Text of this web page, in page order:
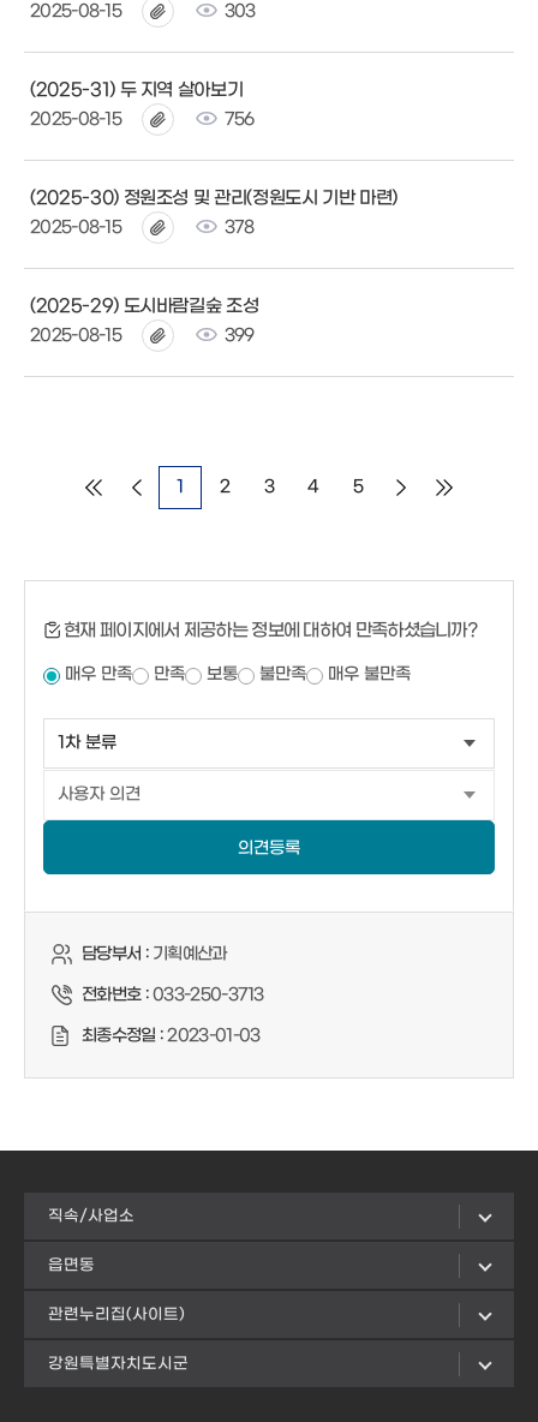
2025-08-15 303
(2025-31) 두 지역 살아보기
2025-08-15 756
(2025-30) 정원조성 및 관리(정원도시 기반 마련)
2025-08-15 378
(2025-29) 도시바람길숲 조성
2025-08-15 399
1 2 3 4 5
현재 페이지에서 제공하는 정보에 대하여 만족하셨습니까?
매우 만족 만족 보통 불만족 매우 불만족
의견등록
담당부서 :기획예산과
전화번호 :033-250-3713
최종수정일 :2023-01-03
직속/사업소
읍면동
관련누리집(사이트)
강원특별자치도시군